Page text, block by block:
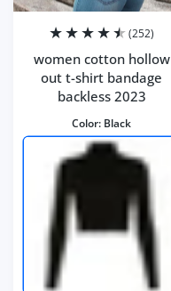
(252)
women cotton hollow
out t-shirt bandage
backless 2023
Color: Black